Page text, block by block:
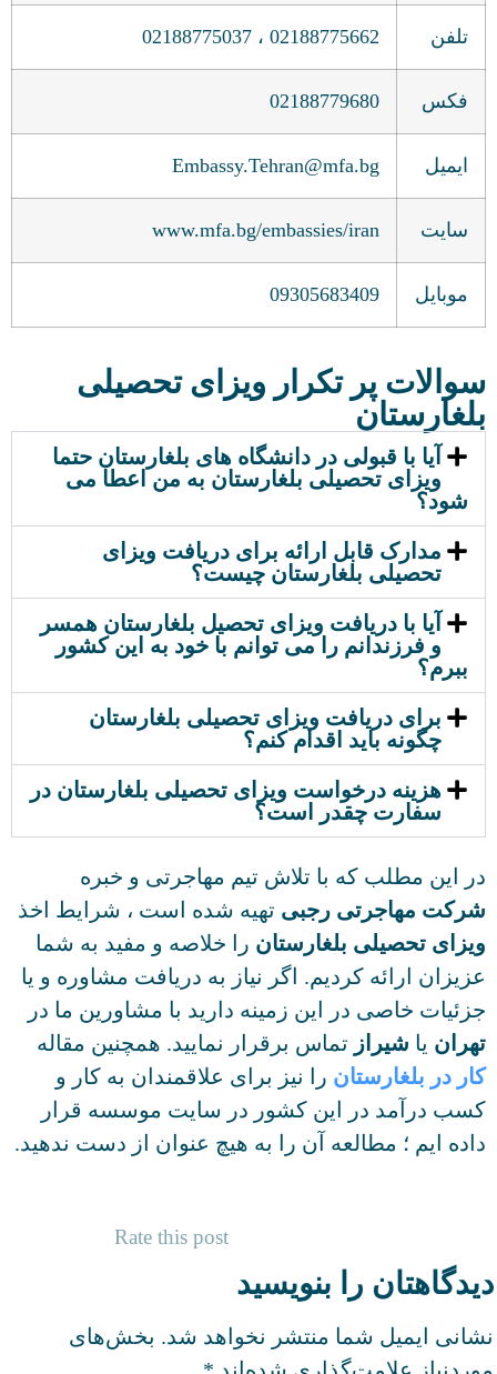
تلفن 02188775662 ، 02188775037
فکس 02188779680
ایمیل Embassy.Tehran@mfa.bg
سایت www.mfa.bg/embassies/iran
موبایل 09305683409
پر تکرار ویزای تحصیلی
آیا با قبولی در دانشگاه های بلغارستان حتما
ویزای تحصیلی بلغارستان به من اعطا می
شود؟
مدارک قابل ارائه برای دریافت ویزای
تحصیلی بلغارستان چیست؟
آیا با دریافت ویزای تحصیل بلغارستان همسر
و فرزندانم را می توانم با خود به این کشور
ببرم؟
برای دریافت ویزای تحصیلی بلغارستان
چگونه باید اقدام کنم؟
هزینه درخواست ویزای تحصیلی بلغارستان در
سفارت چقدر است؟
این مطلب که با تلاش تیم مهاجرتی و خبره
مهاجرتی رجبیتهیه شده است ، شرایط اخذ
تحصیلی بلغارستانرا خلاصه و مفید به شما
ارائه کردیم. اگر نیاز به دریافت مشاوره و یا
خاصی در این زمینه دارید با مشاورین ما در
یا شیراز تماس برقرار نمایید. همچنین مقاله
در بلغارستانرا نیز برای علاقمندان به کار و
درآمد در این کشور در سایت موسسه قرار
ایم ؛ مطالعه آن را به هیچ عنوان از دست ندهید.
Rate this post
را بنویسید
ایمیل شما منتشر نخواهد شد. بخش‌های